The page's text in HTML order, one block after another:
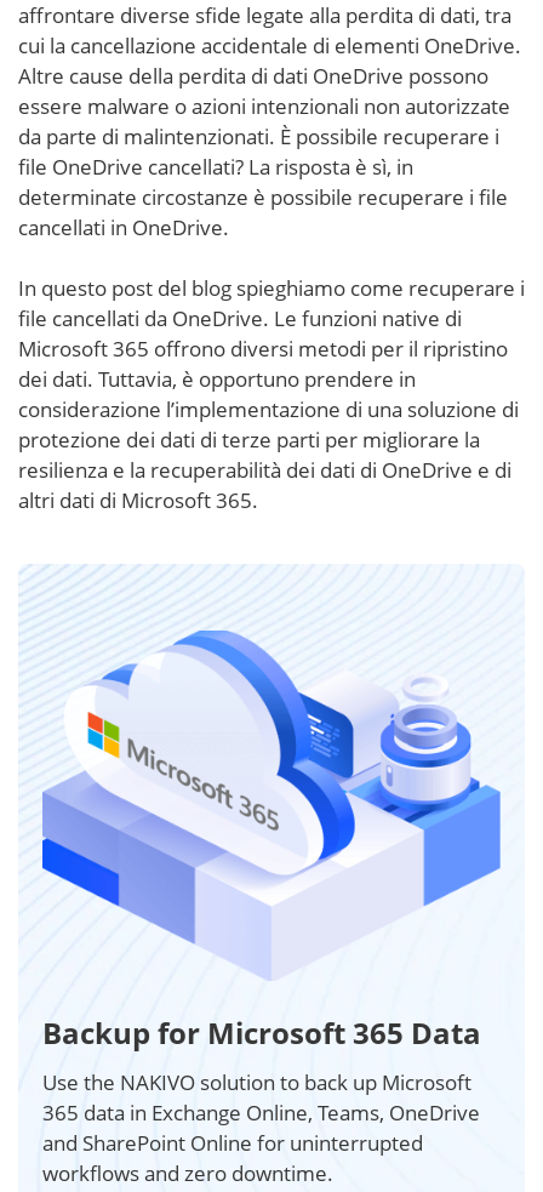
affrontare diverse sfide legate alla perdita di dati, tra
cui la cancellazione accidentale di elementi OneDrive.
Altre cause della perdita di dati OneDrive possono
essere malware o azioni intenzionali non autorizzate
da parte di malintenzionati. È possibile recuperare i
file OneDrive cancellati? La risposta è sì, in
determinate circostanze è possibile recuperare i file
cancellati in OneDrive.
In questo post del blog spieghiamo come recuperare i
file cancellati da OneDrive. Le funzioni native di
Microsoft 365 offrono diversi metodi per il ripristino
dei dati. Tuttavia, è opportuno prendere in
considerazione l’implementazione di una soluzione di
protezione dei dati di terze parti per migliorare la
resilienza e la recuperabilità dei dati di OneDrive e di
altri dati di Microsoft 365.
Backup for Microsoft 365 Data
Use the NAKIVO solution to back up Microsoft
365 data in Exchange Online, Teams, OneDrive
and SharePoint Online for uninterrupted
workflows and zero downtime.